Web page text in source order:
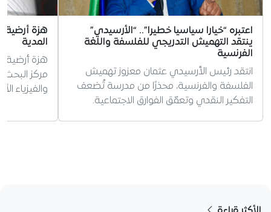
اعتبره “خيارا سياسيا خطيرا”.. “الأرسيدي”
ينتقد التهميش التدريجي للفلسفة واللغة
الفرنسية
انتقد رئيس الأرسيدي عثمان معزوز تهميش
الفلسفة والفرنسية، محذرًا من مدرسة تُضعف
التفكير النقدي وتعمّق الفوارق الاجتماعية.
المدية
مركز البحث
والفيزياء